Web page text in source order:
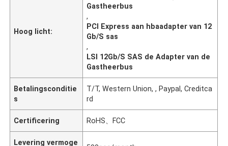
Hoog licht:
Gastheerbus
,
PCI Express aan hbaadapter van 12
Gb/S sas
,
LSI 12Gb/S SAS de Adapter van de
Gastheerbus
Betalingsconditie
s
T/T, Western Union, , Paypal, Creditca
rd
Certificering RoHS、FCC
Levering vermoge